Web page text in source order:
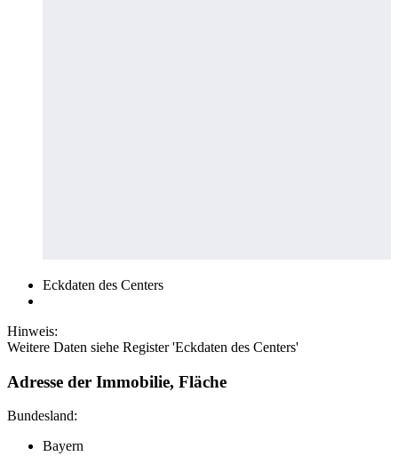
Eckdaten des Centers
Hinweis:
Weitere Daten siehe Register 'Eckdaten des Centers'
Adresse der Immobilie, Fläche
Bundesland:
Bayern